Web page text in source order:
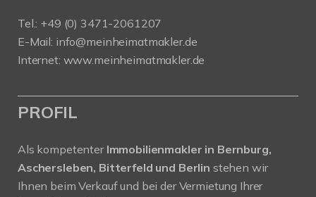
Tel.: +49 (0) 3471-2061207
E-Mail: info@meinheimatmakler.de
Internet: www.meinheimatmakler.de
PROFIL
Als kompetenter Immobilienmakler in Bernburg,
Aschersleben, Bitterfeld und Berlin stehen wir
Ihnen beim Verkauf und bei der Vermietung Ihrer